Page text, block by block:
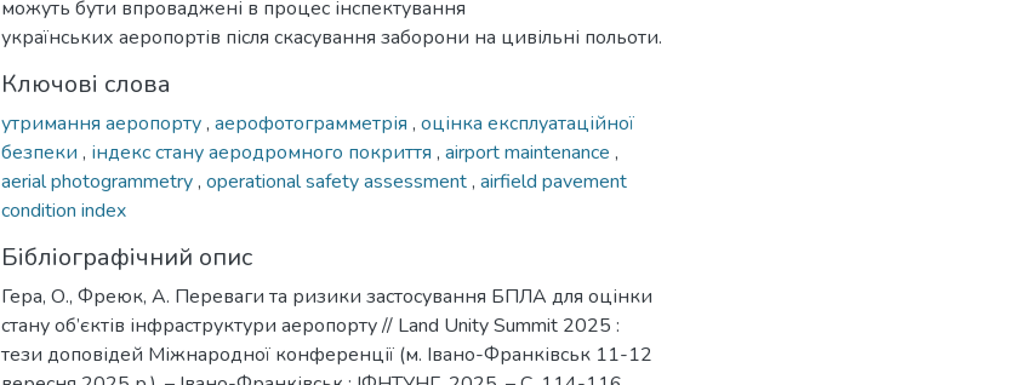
можуть бути впроваджені в процес інспектування
українських аеропортів після скасування заборони на цивільні польоти.
Ключові слова
утримання аеропорту, аерофотограмметрія , оцінка експлуатаційної
безпеки , індекс стану аеродромного покриття , airport maintenance ,
aerial photogrammetry, operational safety assessment, airfield pavement
condition index
Бібліографічний опис
Гера, О., Фреюк, А. Переваги та ризики застосування БПЛА для оцінки
стану об’єктів інфраструктури аеропорту // Land Unity Summit 2025 :
тези доповідей Міжнародної конференції (м. Івано-Франківськ 11-12